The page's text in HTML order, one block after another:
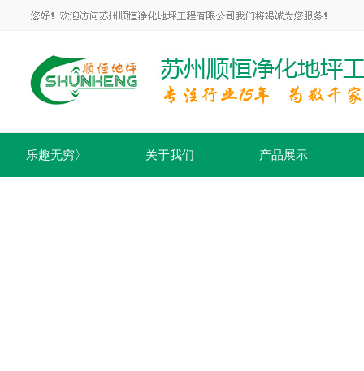
乐趣无穷〉 关于我们 产品展示